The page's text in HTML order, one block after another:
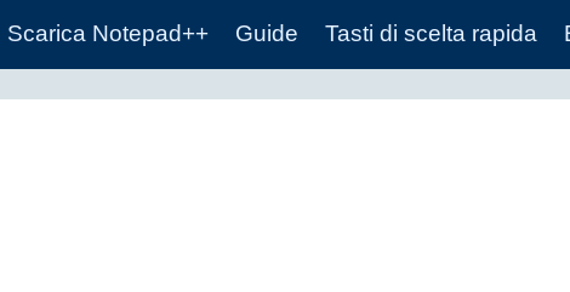
Scarica Notepad++ Guide Tasti di scelta rapida